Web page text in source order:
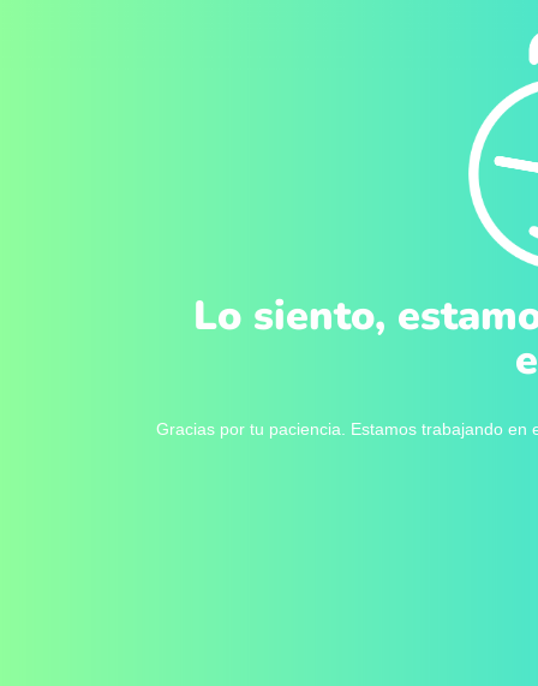
Lo siento,
Gracias por tu paciencia. Estamos trabajando en